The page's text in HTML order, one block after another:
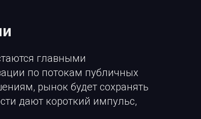
главными
по потокам публичных
рынок будет сохранять
дают короткий импульс,